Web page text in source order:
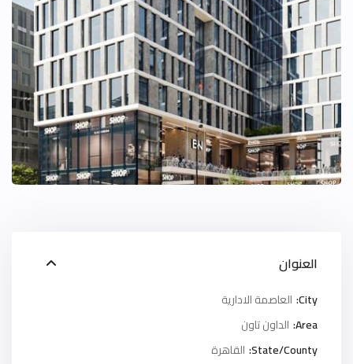
العنوان
City: العاصمة الادارية
Area: الداون تاون
State/County: القاهرة